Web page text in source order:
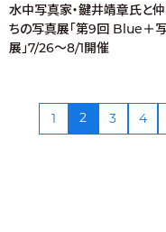
水中写真家・鍵井靖章氏と
ちの写真展「第9回 Blue＋
展」7/26～8/1開催
1 2 3 4